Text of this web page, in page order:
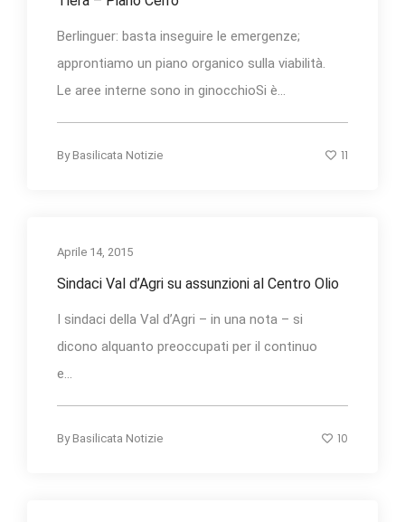
Berlinguer: basta inseguire le emergenze;
approntiamo un piano organico sulla viabilità.
Le aree interne sono in ginocchioSi è...
By Basilicata Notizie 11
Aprile 14, 2015
Sindaci Val d’Agri su assunzioni al Centro Olio
I sindaci della Val d’Agri – in una nota – si
dicono alquanto preoccupati per il continuo
e...
By Basilicata Notizie 10